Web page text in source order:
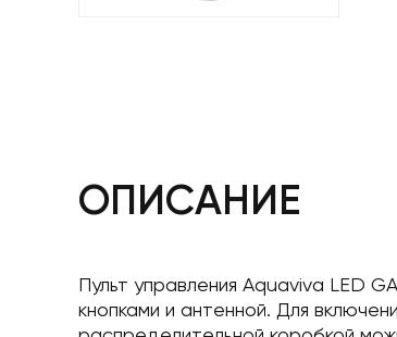
ОПИСАНИЕ
Пульт управления Aquaviva LED
кнопками и антенной. Для